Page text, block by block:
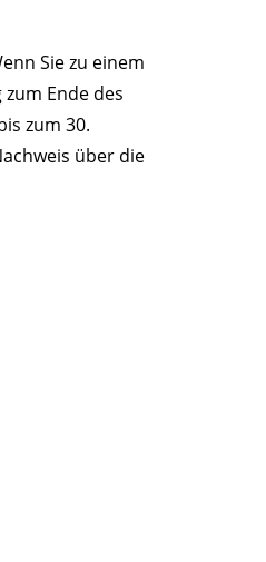
Sie zu einem
Ende des
zum 30.
über die